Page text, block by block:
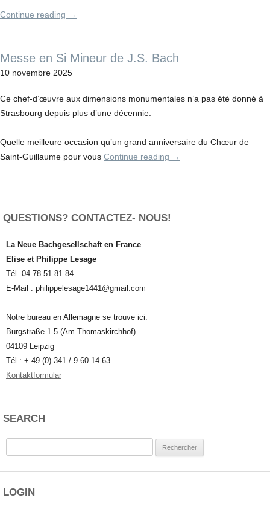
Continue reading →
Messe en Si Mineur de J.S. Bach
10 novembre 2025
Ce chef-d’œuvre aux dimensions monumentales n’a pas été donné à
Strasbourg depuis plus d’une décennie.
Quelle meilleure occasion qu’un grand anniversaire du Chœur de
Saint-Guillaume pour vous Continue reading →
QUESTIONS? CONTACTEZ- NOUS!
La Neue Bachgesellschaft en France
Elise et Philippe Lesage
Tél. 04 78 51 81 84
E-Mail : philippelesage1441@gmail.com
Notre bureau en Allemagne se trouve ici:
Burgstraße 1-5 (Am Thomaskirchhof)
04109 Leipzig
Tél.: + 49 (0) 341 / 9 60 14 63
Kontaktformular
SEARCH
LOGIN